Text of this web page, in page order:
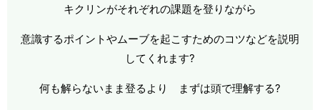
キクリンがそれぞれの課題を登りながら
意識するポイントやムーブを起こすためのコツなどを説明
してくれます?
何も解らないまま登るより まずは頭で理解する?